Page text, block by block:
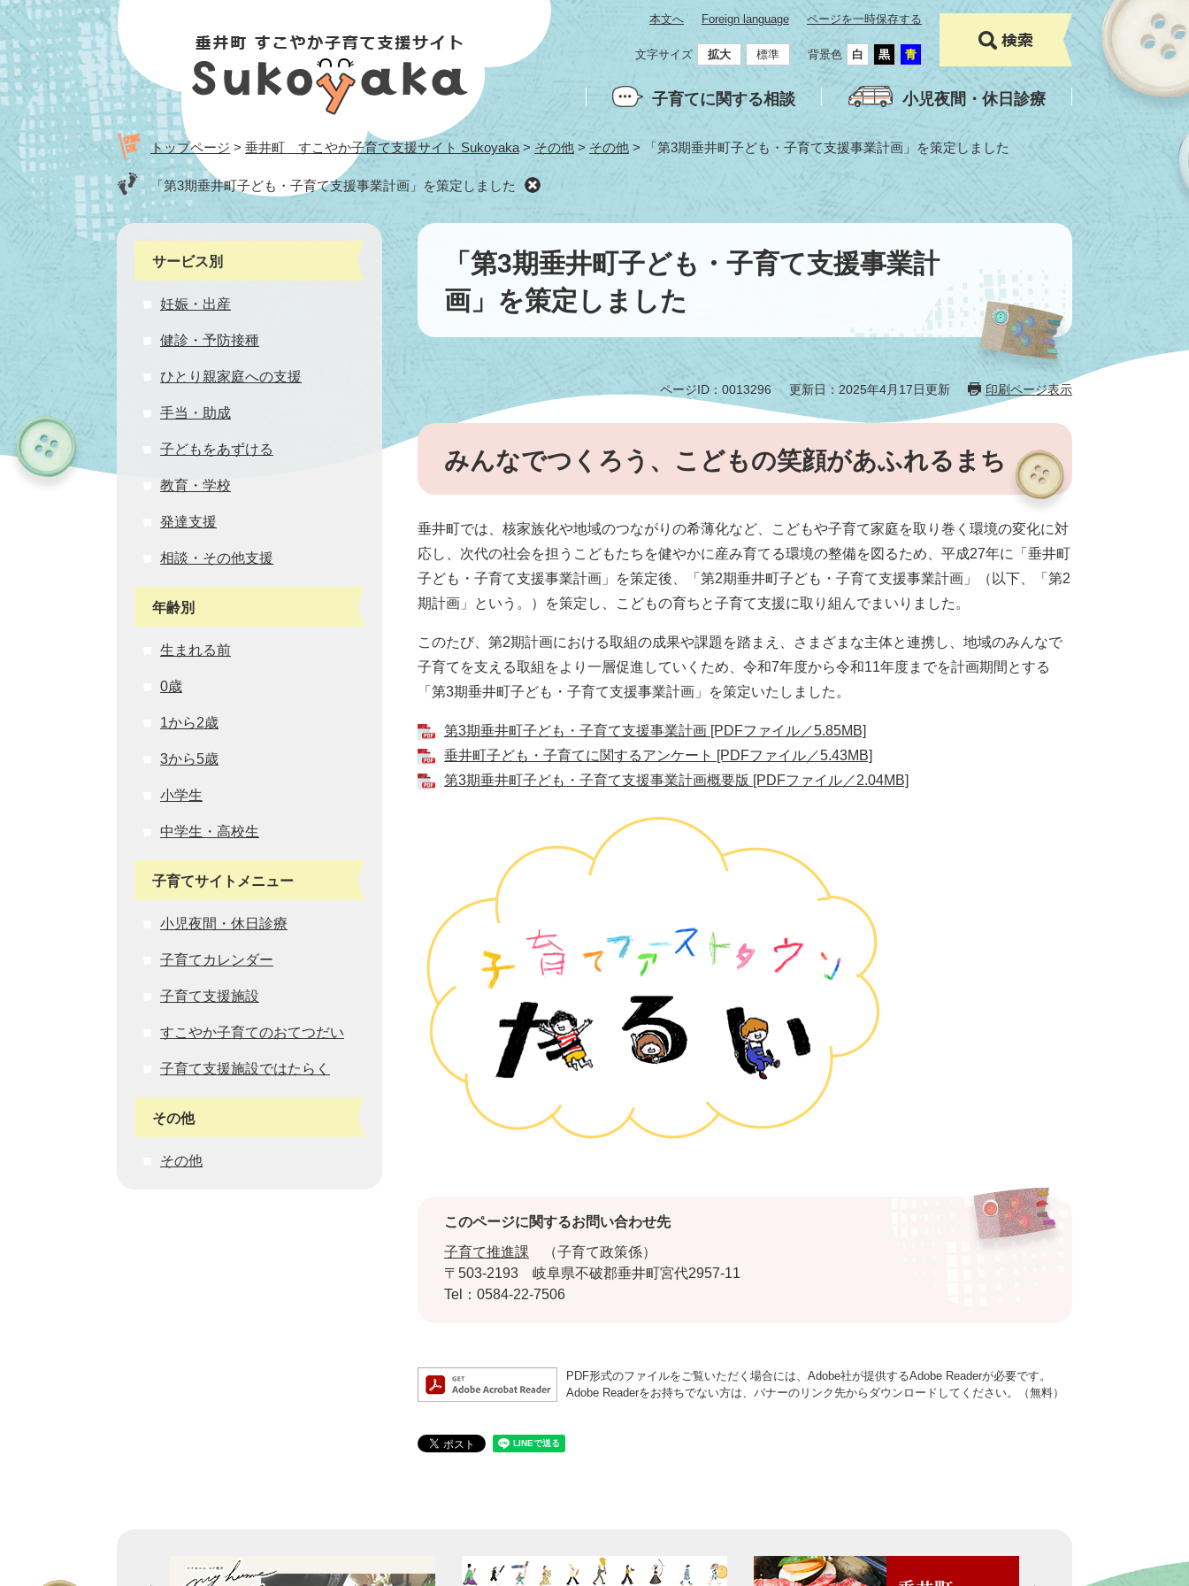
ペ
ー
ジ
先
す。
メ
ニ
ュ
を
本文へ Foreign language ページを一時保存する
文字サイズ 拡大 標準 背景色 白 黒 青
子育てに関する相談 小児夜間・休日診療
トップページ > 垂井町 すこやか子育て支援サイト Sukoyaka > その他 > その他 > 「第3期垂井町子ども・子育て支援事業計画」を策定しました
「第3期垂井町子ども・子育て支援事業計画」を策定しました
本
「第3期垂井町子ども・子育て支援事業計
画」を策定しました
ページID：0013296 更新日：2025年4月17日更新 印刷ページ表示
みんなでつくろう、こどもの笑顔があふれるまち
垂井町では、核家族化や地域のつながりの希薄化など、こどもや子育て家庭を取り巻く環境の変化に対
応し、次代の社会を担うこどもたちを健やかに産み育てる環境の整備を図るため、平成27年に「垂井町
子ども・子育て支援事業計画」を策定後、「第2期垂井町子ども・子育て支援事業計画」（以下、「第2
期計画」という。）を策定し、こどもの育ちと子育て支援に取り組んでまいりました。
このたび、第2期計画における取組の成果や課題を踏まえ、さまざまな主体と連携し、地域のみんなで
子育てを支える取組をより一層促進していくため、令和7年度から令和11年度までを計画期間とする
「第3期垂井町子ども・子育て支援事業計画」を策定いたしました。
第3期垂井町子ども・子育て支援事業計画 [PDFファイル／5.85MB]
垂井町子ども・子育てに関するアンケート [PDFファイル／5.43MB]
第3期垂井町子ども・子育て支援事業計画概要版 [PDFファイル／2.04MB]
このページに関するお問い合わせ先
子育て推進課
子育て政策係
〒503-2193
岐阜県不破郡垂井町宮代2957-11
Tel：0584-22-7506
PDF形式のファイルをご覧いただく場合には、Adobe社が提供するAdobe Readerが必要です。
Adobe Readerをお持ちでない方は、バナーのリンク先からダウンロードしてください。（無料）
サービス別
妊娠・出産
健診・予防接種
ひとり親家庭への支援
手当・助成
子どもをあずける
教育・学校
発達支援
相談・その他支援
年齢別
生まれる前
0歳
1から2歳
3から5歳
小学生
中学生・高校生
子育てサイトメニュー
小児夜間・休日診療
子育てカレンダー
子育て支援施設
すこやか子育てのおてつだい
子育て支援施設ではたらく
その他
その他